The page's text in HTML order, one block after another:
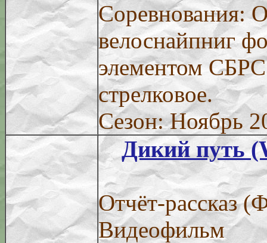
Соревнования:
велоснайпниг
элементом
стрелковое.
Сезон: Ноябрь
Дикий путь
Отчёт-рассказ
Видеофильм